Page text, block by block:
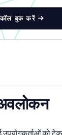
कॉल बुक करें